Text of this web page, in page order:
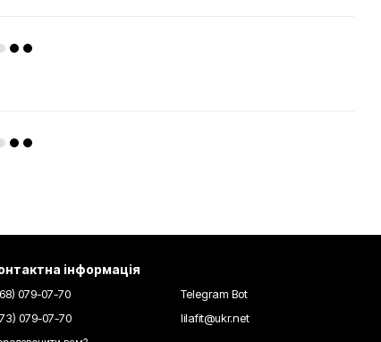
інформація
079-07-70
079-07-70
Telegram Bot
lilafit@ukr.net